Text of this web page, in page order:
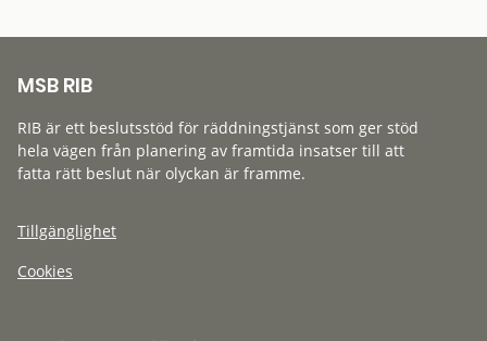
MSB RIB
RIB är ett beslutsstöd för räddningstjänst som ger stöd
hela vägen från planering av framtida insatser till att
fatta rätt beslut när olyckan är framme.
Tillgänglighet
Cookies